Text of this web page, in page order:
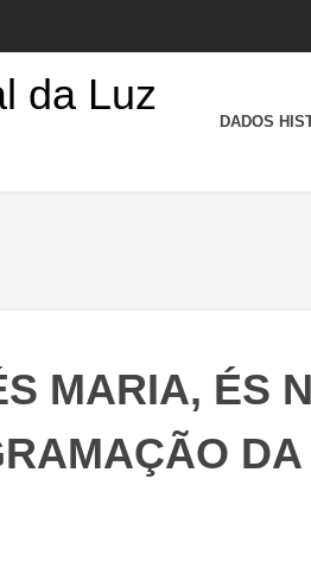
DADOS
MARIA, ÉS